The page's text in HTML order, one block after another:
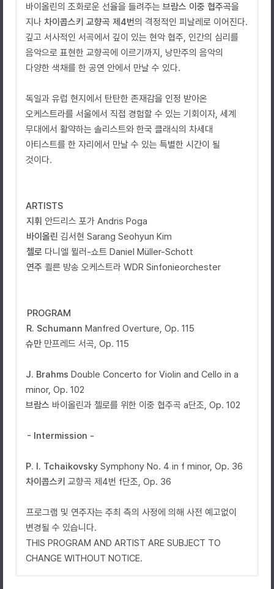
바이올린의 조화로운 선율을 들려주는 브람스 이중 협주곡을
지나 차이콥스키 교향곡 제 4번의 격정적인 피날레로 이어진다.
깊고 서사적인 서곡에서 깊이 있는 현악 협주, 인간의 심리를
음악으로 표현한 교향곡에 이르기까지 , 낭만주의 음악의
다양한 색채를 한 공연 안에서 만날 수 있다.
독일과 유럽 현지에서 탄탄한 존재감을 인정 받아온
오케스트라를 서울에서 직접 경험할 수 있는 기회이자, 세계
무대에서 활약하는 솔리스트와 한국 클래식의 차세대
아티스트를 한 자리에서 만날 수 있는 특별한 시간이 될
것이다.
ARTISTS
지휘 안드리스 포가 Andris Poga
바이올린 김서현 Sarang Seohyun Kim
첼로 다니엘 뮐러 -쇼트 Daniel Müller-Schott
연주 쾰른 방송 오케스트라 WDR Sinfonieorchester
PROGRAM
R. Schumann Manfred Overture, Op. 115
슈만 만프레드 서곡, Op. 115
J. Brahms Double Concerto for Violin and Cello in a
minor, Op. 102
브람스 바이올린과 첼로를 위한 이중 협주곡 a단조, Op. 102
- Intermission -
P. I. Tchaikovsky Symphony No. 4 in f minor, Op. 36
차이콥스키 교향곡 제 4번 f단조, Op. 36
프로그램 및 연주자는 주최 측의 사정에 의해 사전 예고없이
변경될 수 있습니다.
THIS PROGRAM AND ARTIST ARE SUBJECT TO
CHANGE WITHOUT NOTICE.